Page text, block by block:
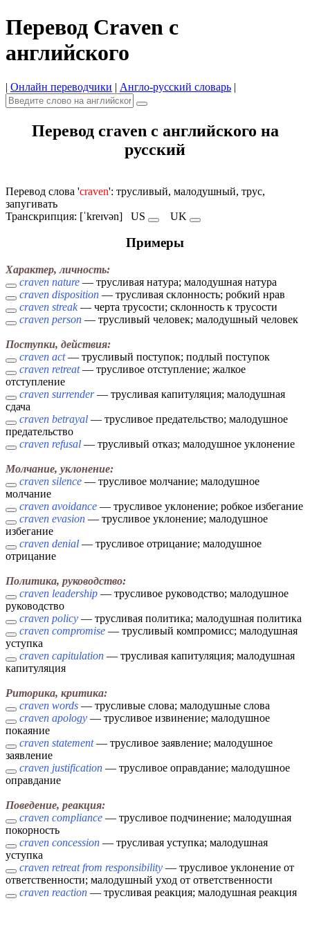
Перевод Craven с
английского
| Онлайн переводчики | Англо-русский словарь |
Перевод craven с английского на
русский
Перевод слова 'craven': трусливый, малодушный, трус,
запугивать
Транскрипция: [ˈkreɪvən] US UK
Примеры
Характер, личность:
craven nature — трусливая натура; малодушная натура
craven disposition — трусливая склонность; робкий нрав
craven streak— черта трусости; склонность к трусости
craven person — трусливый человек; малодушный человек
Поступки, действия:
craven act— трусливый поступок; подлый поступок
craven retreat— трусливое отступление; жалкое
отступление
craven surrender— трусливая капитуляция; малодушная
сдача
craven betrayal — трусливое предательство; малодушное
предательство
craven refusal — трусливый отказ; малодушное уклонение
Молчание, уклонение:
craven silence — трусливое молчание; малодушное
молчание
craven avoidance — трусливое уклонение; робкое избегание
craven evasion — трусливое уклонение; малодушное
избегание
craven denial — трусливое отрицание; малодушное
отрицание
Политика, руководство:
craven leadership — трусливое руководство; малодушное
руководство
craven policy — трусливая политика; малодушная политика
craven compromise — трусливый компромисс; малодушная
уступка
craven capitulation — трусливая капитуляция; малодушная
капитуляция
Риторика, критика:
craven words — трусливые слова; малодушные слова
craven apology — трусливое извинение; малодушное
покаяние
craven statement— трусливое заявление; малодушное
заявление
craven justification — трусливое оправдание; малодушное
оправдание
Поведение, реакция:
craven compliance — трусливое подчинение; малодушная
покорность
craven concession — трусливая уступка; малодушная
уступка
craven retreat from responsibility — трусливое уклонение от
ответственности; малодушный уход от ответственности
craven reaction — трусливая реакция; малодушная реакция